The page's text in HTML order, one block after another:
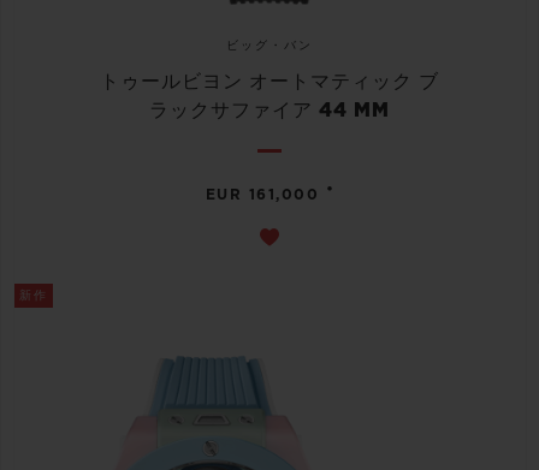
ビッグ・バン
トゥールビヨン オートマティック ブ
ラックサファイア 44 MM
EUR 161,000 •
新作